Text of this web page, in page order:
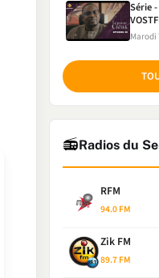
Série
Marodi
📻Radios du
RFM
94.0 FM
Zik FM
89.7 FM